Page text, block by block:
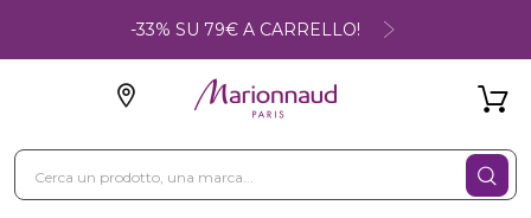
-33% SU 79€ A CARRELLO!